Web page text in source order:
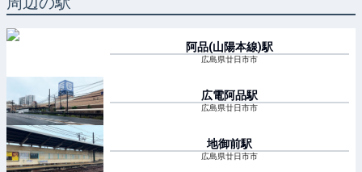
阿品(山陽本線)駅
広島県廿日市市
広電阿品駅
広島県廿日市市
地御前駅
広島県廿日市市